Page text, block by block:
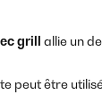
grill allie un
peut être